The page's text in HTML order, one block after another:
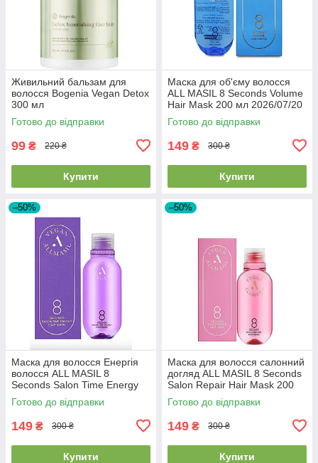
Живильний бальзам для
волосся Bogenia Vegan Detox
300 мл
Готово до відправки
99 ₴ 220 ₴
Купити
Маска для об'єму волосся
ALL MASIL 8 Seconds Volume
Hair Mask 200 мл 2026/07/20
Готово до відправки
149 ₴ 300 ₴
Купити
–50%
Маска для волосся Енергія
волосся ALL MASIL 8
Seconds Salon Time Energy
Hair Mask 200 мл 2026/07/23
Готово до відправки
149 ₴ 300 ₴
Купити
–50%
Маска для волосся салонний
догляд ALL MASIL 8 Seconds
Salon Repair Hair Mask 200
мл 2026/07/21
Готово до відправки
149 ₴ 300 ₴
Купити